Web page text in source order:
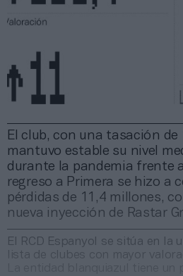
El club, con una tasación de
mantuvo estable su nivel
durante la pandemia frente
regreso a Primera se hizo a
pérdidas de 11,4 millones,
nueva inyección de Rastar
El RCD Espanyol se sitúa en la
lista de clubes con mayor